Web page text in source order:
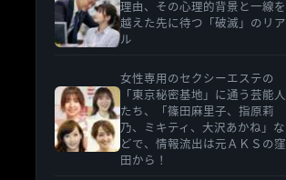
理由、その心理的背景と一線を
越えた先に待つ「破滅」のリア
ル
女性専用のセクシーエステの
「東京秘密基地」に通う芸能人
たち、「篠田麻里子、指原莉
乃、ミキティ、大沢あかね」な
どで、情報流出は元ＡＫＳの窪
田から！